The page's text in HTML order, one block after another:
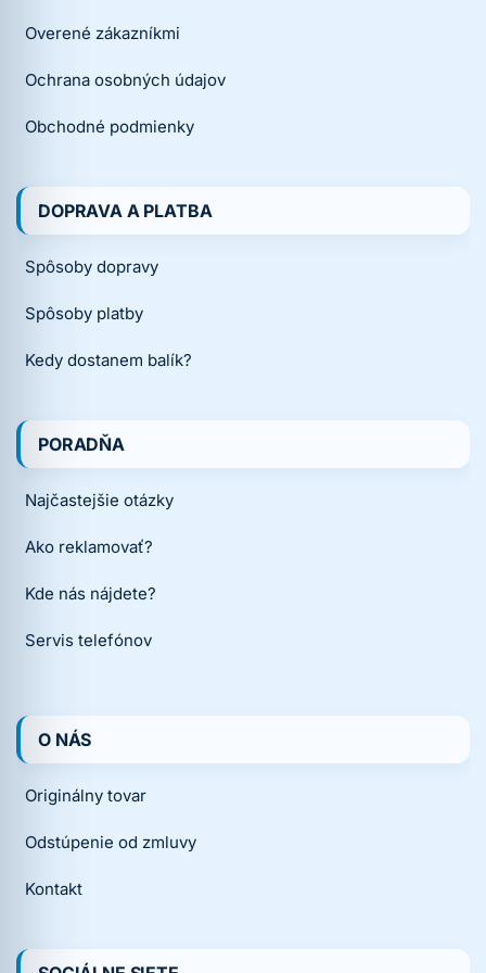
Overené zákazníkmi
Ochrana osobných údajov
Obchodné podmienky
DOPRAVA A PLATBA
Spôsoby dopravy
Spôsoby platby
Kedy dostanem balík?
PORADŇA
Najčastejšie otázky
Ako reklamovať?
Kde nás nájdete?
Servis telefónov
O NÁS
Originálny tovar
Odstúpenie od zmluvy
Kontakt